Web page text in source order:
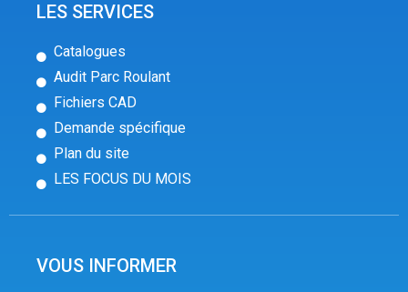
LES SERVICES
Catalogues
Audit Parc Roulant
Fichiers CAD
Demande spécifique
Plan du site
LES FOCUS DU MOIS
VOUS INFORMER